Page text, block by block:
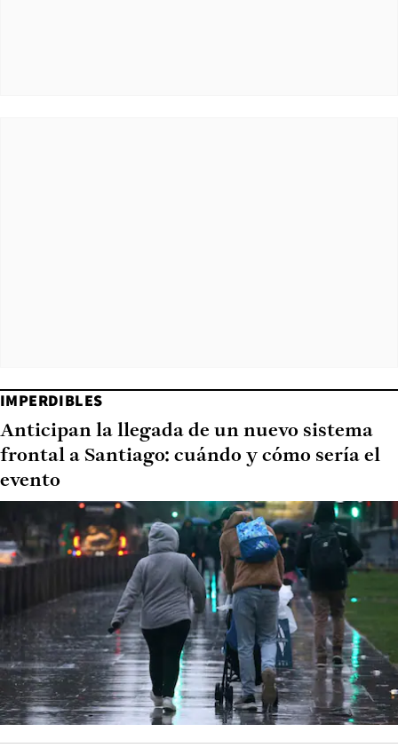
IMPERDIBLES
Anticipan la llegada de un nuevo sistema
frontal a Santiago: cuándo y cómo sería el
evento